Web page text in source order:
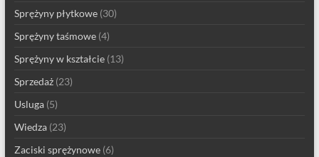
Sprężyny płytkowe(30)
Sprężyny taśmowe(4)
Sprężyny w kształcie(13)
Sprzedaż(23)
Usluga(5)
Wiedza(23)
Zaciski sprężynowe(6)